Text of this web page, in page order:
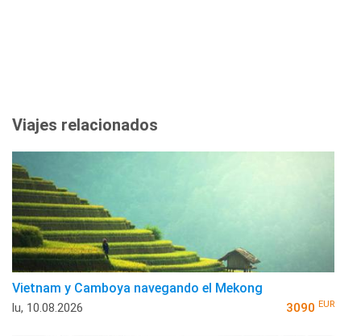
Viajes relacionados
Vietnam y Camboya navegando el Mekong
lu, 10.08.2026 3090 EUR